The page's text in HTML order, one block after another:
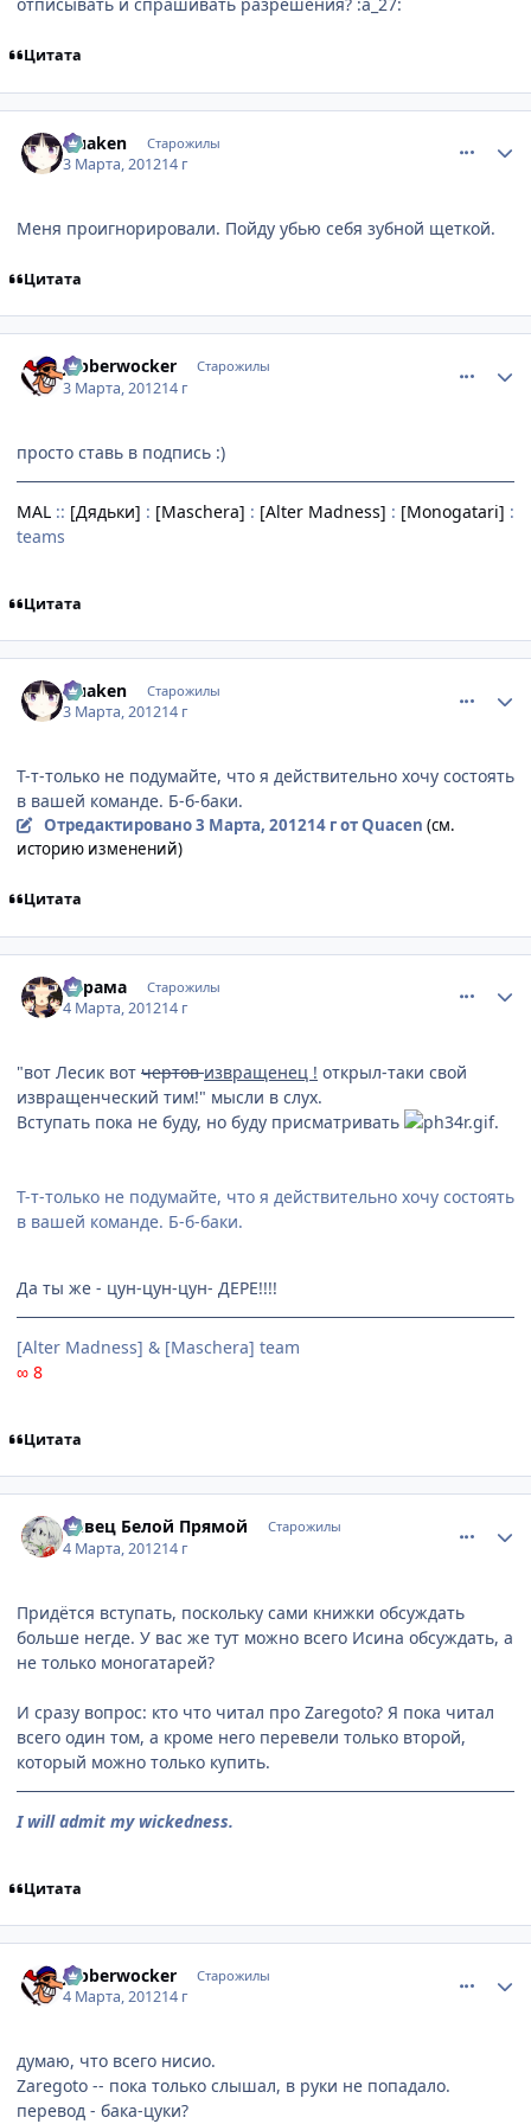
отписывать и спрашивать разрешения? :a_27:
Цитата
Quaken Старожилы
3 Марта, 201214 г
Меня проигнорировали. Пойду убью себя зубной щеткой.
Цитата
Jabberwocker Старожилы
3 Марта, 201214 г
просто ставь в подпись :)
MAL :: [Дядьки] : [Maschera] : [Alter Madness] : [Monogatari] :
teams
Цитата
Quaken Старожилы
3 Марта, 201214 г
Т-т-только не подумайте, что я действительно хочу состоять
в вашей команде. Б-б-баки.
Отредактировано3 Марта, 201214 гот Quacen (см.
историю изменений)
Цитата
Курама Старожилы
4 Марта, 201214 г
"вот Лесик вот чертовизвращенец ! открыл-таки свой
извращенческий тим!" мысли в слух.
Вступать пока не буду, но буду присматривать
.
Т-т-только не подумайте, что я действительно хочу состоять
в вашей команде. Б-б-баки.
Да ты же - цун-цун-цун- ДЕРЕ!!!!
[Alter Madness] & [Maschera] team
∞ 8
Цитата
Певец Белой Прямой Старожилы
4 Марта, 201214 г
Придётся вступать, поскольку сами книжки обсуждать
больше негде. У вас же тут можно всего Исина обсуждать, а
не только моногатарей?
И сразу вопрос: кто что читал про Zaregoto? Я пока читал
всего один том, а кроме него перевели только второй,
который можно только купить.
I will admit my wickedness.
Цитата
Jabberwocker Старожилы
4 Марта, 201214 г
думаю, что всего нисио.
Zaregoto -- пока только слышал, в руки не попадало.
перевод - бака-цуки?